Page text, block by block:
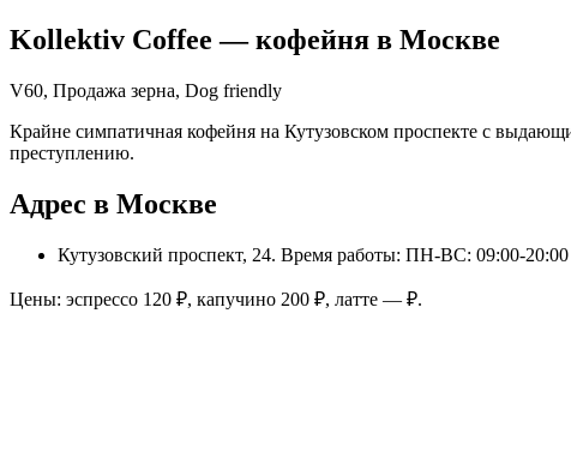
Kollektiv Coffee — кофейня в Москве
V60, Продажа зерна, Dog friendly
Крайне симпатичная кофейня на Кутузовском проспекте с
преступлению.
Адрес в Москве
Кутузовский проспект, 24. Время работы: ПН-ВС: 09:00-20:00
Цены: эспрессо 120 ₽, капучино 200 ₽, латте — ₽.